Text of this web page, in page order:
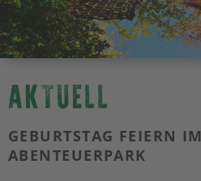
AKTUELL
GEBURTSTAG FEIERN IM
ABENTEUERPARK